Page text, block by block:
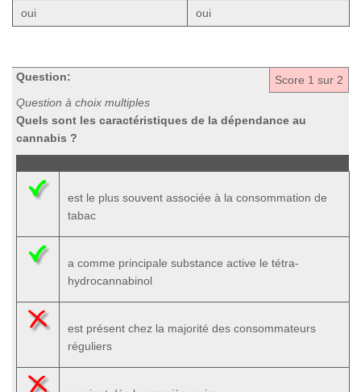
oui oui
Score 1 sur 2
Question:
Question à choix multiples
Quels sont les caractéristiques de la dépendance au
cannabis ?
est le plus souvent associée à la consommation de
tabac
a comme principale substance active le tétra-
hydrocannabinol
est présent chez la majorité des consommateurs
réguliers